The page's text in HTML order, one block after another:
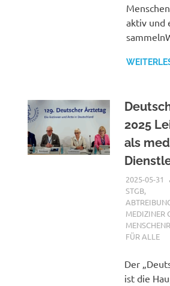
aktiv und
2025
als
2025-05-31
STGB,
MEDIZINER
FÜR ALLE
Der
ist die